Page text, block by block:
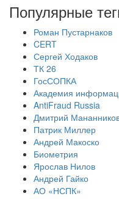
Популярные
Роман Пустарнаков
CERT
Сергей Ходаков
ТК 26
ГосСОПКА
Академия
AntiFraud Russia
Дмитрий
Патрик Миллер
Андрей Макоско
Биометрия
Ярослав Нилов
Андрей Гайко
АО «НСПК»